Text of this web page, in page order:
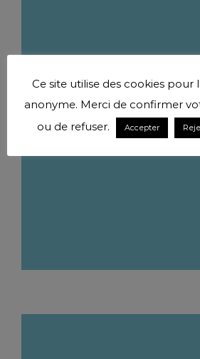
Ce site utilise des cookies pour
anonyme. Merci de confirmer
ou de refuser.
Accepter